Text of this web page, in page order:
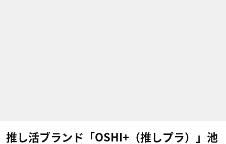
推し活ブランド「OSHI+（推しプラ）」池